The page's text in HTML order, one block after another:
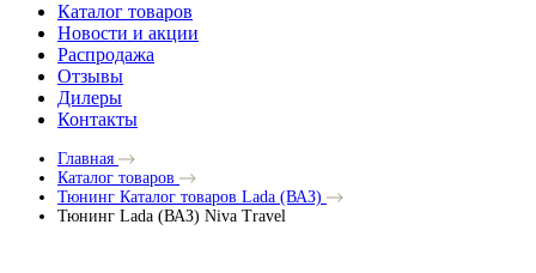
Каталог товаров
Новости и акции
Распродажа
Отзывы
Дилеры
Контакты
Главная
Каталог товаров
Тюнинг Каталог товаров Lada (ВАЗ)
Тюнинг Lada (ВАЗ) Niva Travel